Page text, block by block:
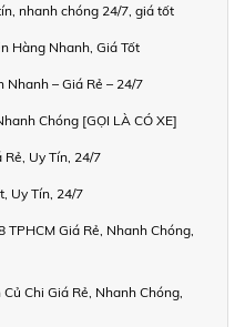
nhanh chóng 24/7, giá tốt
Hàng Nhanh, Giá Tốt
Nhanh – Giá Rẻ – 24/7
Chóng [GỌI LÀ CÓ XE]
Rẻ, Uy Tín, 24/7
Uy Tín, 24/7
TPHCM Giá Rẻ, Nhanh Chóng,
Chi Giá Rẻ, Nhanh Chóng,